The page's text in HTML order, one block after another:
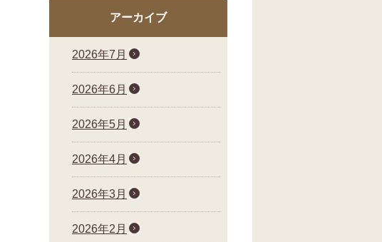
アーカイブ
2026年7月
2026年6月
2026年5月
2026年4月
2026年3月
2026年2月